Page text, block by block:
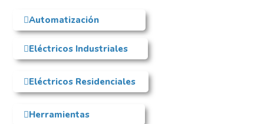
Automatización
Eléctricos Industriales
Eléctricos Residenciales
Herramientas